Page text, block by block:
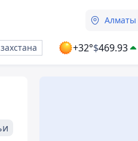
Алматы
+32°$469.93